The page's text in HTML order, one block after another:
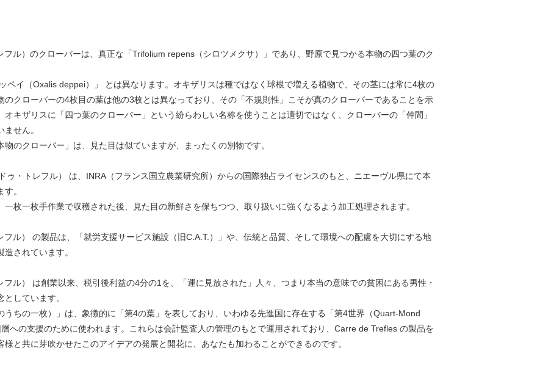
ル）のクローバーは、真正な「Trifolium repens（シロツメクサ）」であり、野原で見つかる本物の四つ葉のク
ペイ（Oxalis deppei）」 とは異なります。オキザリスは種ではなく球根で増える植物で、その茎には常に4枚の
クローバーの4枚目の葉は他の3枚とは異なっており、その「不規則性」こそが真のクローバーであることを示
キザリスに「四つ葉のクローバー」という紛らわしい名称を使うことは適切ではなく、クローバーの「仲間」
せん。
のクローバー」は、見た目は似ていますが、まったくの別物です。
ゥ・トレフル） は、INRA（フランス国立農業研究所）からの国際独占ライセンスのもと、ニエーヴル県にて本
。
枚一枚手作業で収穫された後、見た目の新鮮さを保ちつつ、取り扱いに強くなるよう加工処理されます。
ル） の製品は、「就労支援サービス施設（旧C.A.T.）」や、伝統と品質、そして環境への配慮を大切にする地
されています。
ル） は創業以来、税引後利益の4分の1を、「運に見放された」人々、つまり本当の意味での貧困にある男性・
しています。
うちの一枚）」は、象徴的に「第4の葉」を表しており、いわゆる先進国に存在する「第4世界（Quart-Mond
への支援のために使われます。これらは会計監査人の管理のもとで運用されており、Carre de Trefles の製品を
と共に芽吹かせたこのアイデアの発展と開花に、あなたも加わることができるのです。